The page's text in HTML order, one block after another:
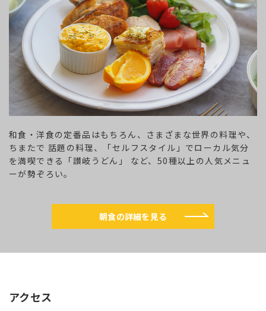
和食・洋食の定番品はもちろん、さまざまな世界の料理や、
ちまたで 話題の料理、「セルフスタイル」でローカル気分
を満喫できる「讃岐うどん」 など、50種以上の人気メニュ
ーが勢ぞろい。
朝食の詳細を見る
アクセス